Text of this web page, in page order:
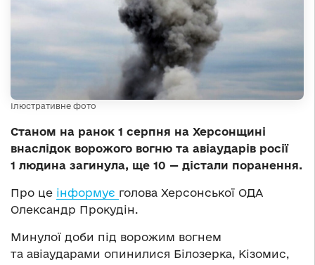
Ілюстративне фото
Станом на ранок 1 серпня на Херсонщині
внаслідок ворожого вогню та авіаударів росії
1 людина загинула, ще 10 — дістали поранення.
Про це інформує голова Херсонської ОДА
Олександр Прокудін.
Минулої доби під ворожим вогнем
та авіаударами опинилися Білозерка, Кізомис,